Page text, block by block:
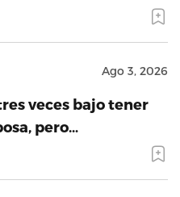
Ago 3, 2026
veces bajo tener
pero…